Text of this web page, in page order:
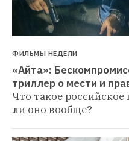
ФИЛЬМЫ НЕДЕЛИ
«Айта»:
триллер о мести и
Что такое российское
ли оно вообще?